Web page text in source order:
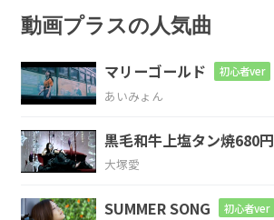
遠い
Cm
存在 見てるだけ
G
でいい
D/F#
なのにど
Em
うして？
動画プラスの人気曲
マリーゴールド 初心者ver
あいみょん
黒毛和牛上塩タン焼680円
大塚愛
SUMMER SONG 初心者ver